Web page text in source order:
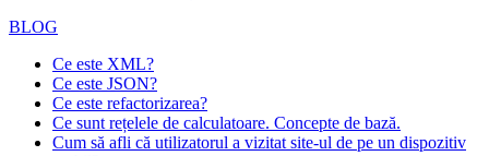
BLOG
Ce este XML?
Ce este JSON?
Ce este refactorizarea?
Ce sunt rețelele de calculatoare. Concepte de bază.
Cum să afli că utilizatorul a vizitat site-ul de pe un dispozitiv